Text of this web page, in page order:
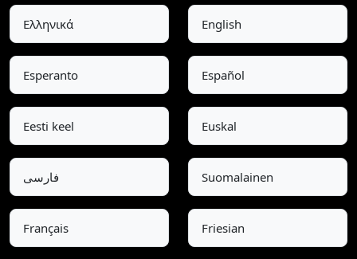
Ελληνικά English
Esperanto Español
Eesti keel Euskal
فارسی Suomalainen
Français Friesian